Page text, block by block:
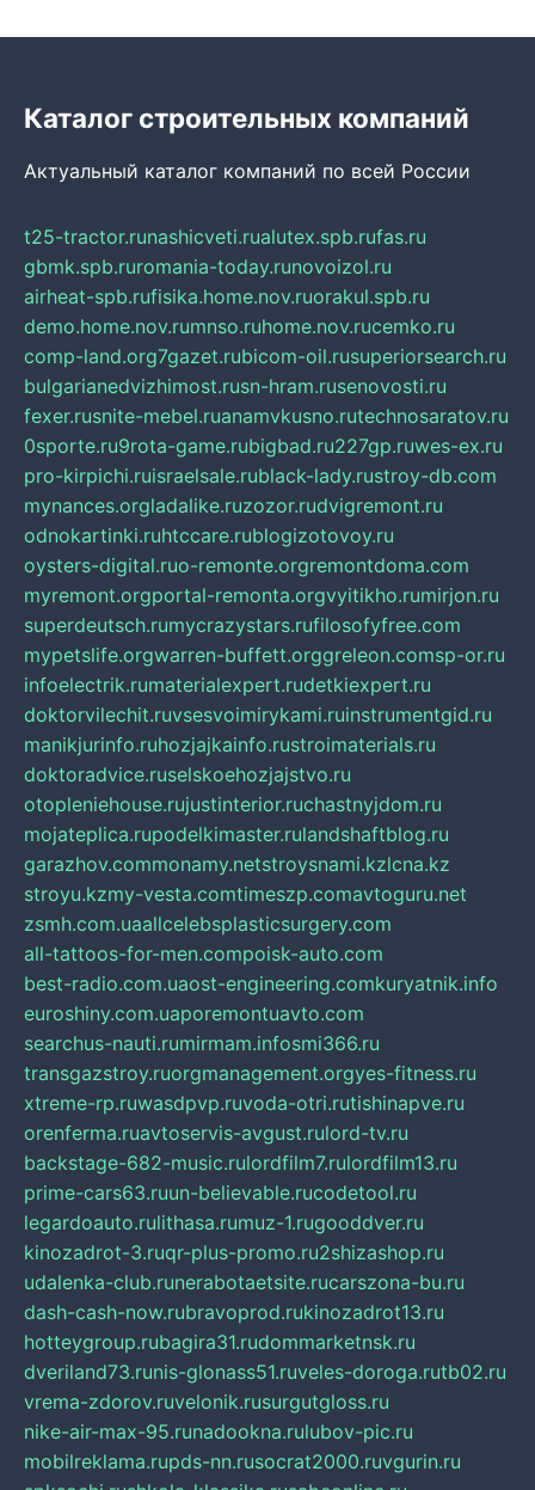
Каталог строительных компаний
Актуальный каталог компаний по всей России
t25-tractor.runashicveti.rualutex.spb.rufas.ru
gbmk.spb.ruromania-today.runovoizol.ru
airheat-spb.rufisika.home.nov.ruorakul.spb.ru
demo.home.nov.rumnso.ruhome.nov.rucemko.ru
comp-land.org7gazet.rubicom-oil.rusuperiorsearch.ru
bulgarianedvizhimost.rusn-hram.rusenovosti.ru
fexer.rusnite-mebel.ruanamvkusno.rutechnosaratov.ru
0sporte.ru9rota-game.rubigbad.ru227gp.ruwes-ex.ru
pro-kirpichi.ruisraelsale.rublack-lady.rustroy-db.com
mynances.orgladalike.ruzozor.rudvigremont.ru
odnokartinki.ruhtccare.rublogizotovoy.ru
oysters-digital.ruo-remonte.orgremontdoma.com
myremont.orgportal-remonta.orgvyitikho.rumirjon.ru
superdeutsch.rumycrazystars.rufilosofyfree.com
mypetslife.orgwarren-buffett.orggreleon.comsp-or.ru
infoelectrik.rumaterialexpert.rudetkiexpert.ru
doktorvilechit.ruvsesvoimirykami.ruinstrumentgid.ru
manikjurinfo.ruhozjajkainfo.rustroimaterials.ru
doktoradvice.ruselskoehozjajstvo.ru
otopleniehouse.rujustinterior.ruchastnyjdom.ru
mojateplica.rupodelkimaster.rulandshaftblog.ru
garazhov.commonamy.netstroysnami.kzlcna.kz
stroyu.kzmy-vesta.comtimeszp.comavtoguru.net
zsmh.com.uaallcelebsplasticsurgery.com
all-tattoos-for-men.compoisk-auto.com
best-radio.com.uaost-engineering.comkuryatnik.info
euroshiny.com.uaporemontuavto.com
searchus-nauti.rumirmam.infosmi366.ru
transgazstroy.ruorgmanagement.orgyes-fitness.ru
xtreme-rp.ruwasdpvp.ruvoda-otri.rutishinapve.ru
orenferma.ruavtoservis-avgust.rulord-tv.ru
backstage-682-music.rulordfilm7.rulordfilm13.ru
prime-cars63.ruun-believable.rucodetool.ru
legardoauto.rulithasa.rumuz-1.rugooddver.ru
kinozadrot-3.ruqr-plus-promo.ru2shizashop.ru
udalenka-club.runerabotaetsite.rucarszona-bu.ru
dash-cash-now.rubravoprod.rukinozadrot13.ru
hotteygroup.rubagira31.rudommarketnsk.ru
dveriland73.runis-glonass51.ruveles-doroga.rutb02.ru
vrema-zdorov.ruvelonik.rusurgutgloss.ru
nike-air-max-95.runadookna.rulubov-pic.ru
mobilreklama.rupds-nn.rusocrat2000.ruvgurin.ru